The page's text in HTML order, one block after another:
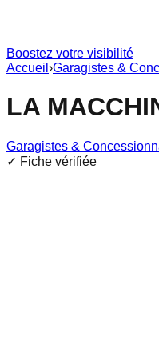
Boostez votre visibilité
Accueil ›Garagistes &
LA
Garagistes &
✓ Fiche vérifiée